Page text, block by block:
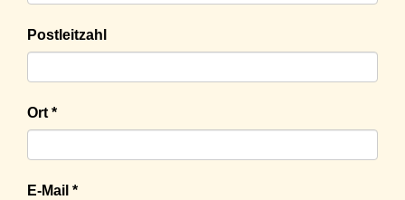
Postleitzahl
Ort *
E-Mail *